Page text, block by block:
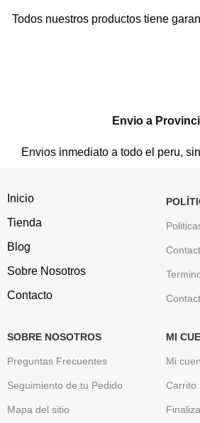
Todos nuestros productos tiene
Envio a
Envios inmediato a todo el peru,
Inicio
Tienda
Blog
Sobre Nosotros
Contacto
SOBRE NOSOTROS
Preguntas Frecuentes
Seguimiento de tu Pedido
Mapa del sitio
MI
Mi
Carrito